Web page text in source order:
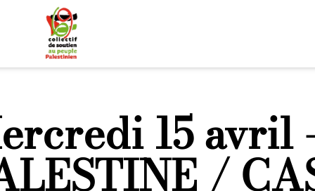
15 avril
/